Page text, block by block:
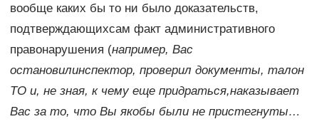
вообще каких бы то ни было доказательств,
подтверждающихсам факт административного
правонарушения (например, Вас
остановилинспектор, проверил документы, талон
ТО и, не зная, к чему еще придраться,наказывает
Вас за то, что Вы якобы были не пристегнуты…